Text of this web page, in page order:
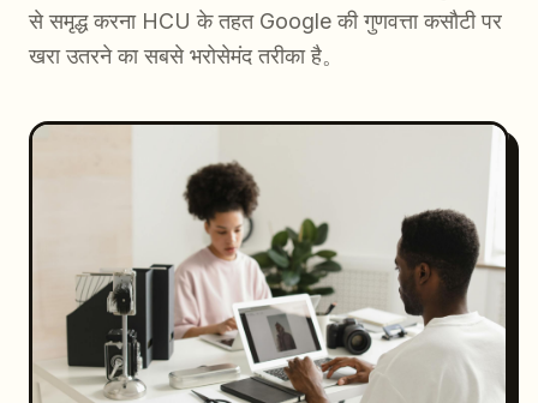
से समृद्ध करना HCU के तहत Google की गुणवत्ता कसौटी पर
खरा उतरने का सबसे भरोसेमंद तरीका है。